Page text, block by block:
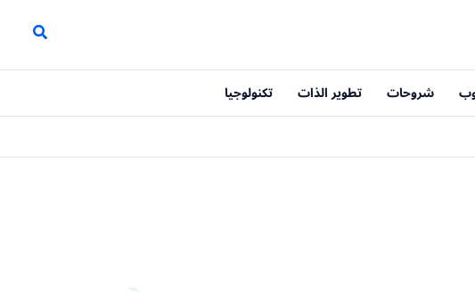
شروحات تطوير الذات تكنولوجيا